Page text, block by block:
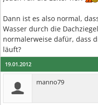
Dann ist es also normal,
Wasser durch die
normalerweise dafür, dass
läuft?
19.01.2012
manno79